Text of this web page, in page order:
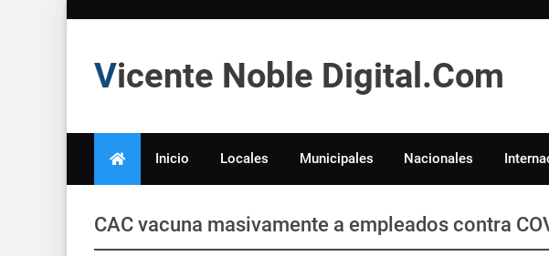
Vicente Noble Digital.Com
Inicio Locales Municipales Nacionales
CAC vacuna masivamente a empleados contra